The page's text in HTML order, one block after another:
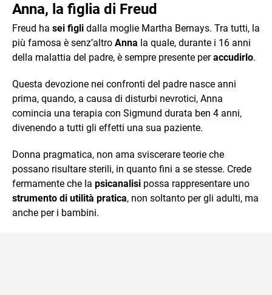
Anna, la figlia di Freud
Freud ha sei figli dalla moglie Martha Bernays. Tra tutti, la
più famosa è senz’altro Anna la quale, durante i 16 anni
della malattia del padre, è sempre presente peraccudirlo.
Questa devozione nei confronti del padre nasce anni
prima, quando, a causa di disturbi nevrotici, Anna
comincia una terapia con Sigmund durata ben 4 anni,
divenendo a tutti gli effetti una sua paziente.
Donna pragmatica, non ama sviscerare teorie che
possano risultare sterili, in quanto fini a se stesse. Crede
fermamente che la psicanalisi possa rappresentare uno
strumento di utilità pratica, non soltanto per gli adulti, ma
anche per i bambini.